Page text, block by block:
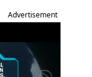
Advertisement